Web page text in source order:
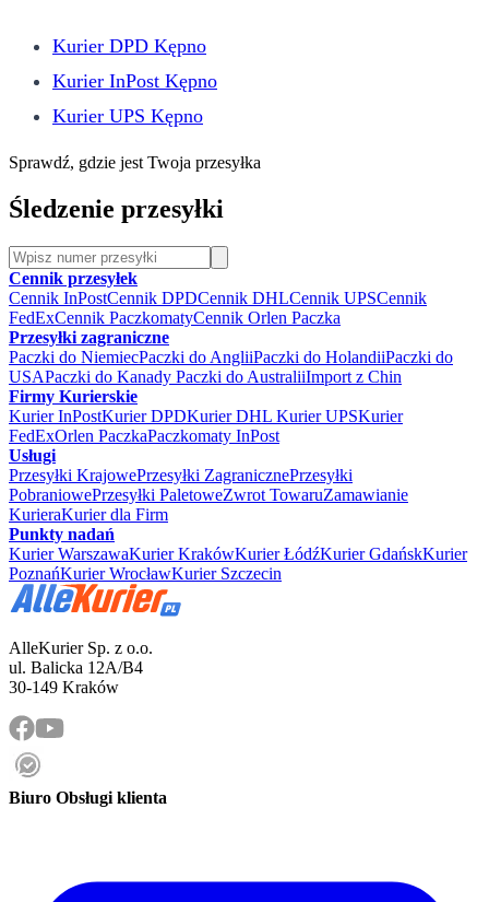
Kurier DPD Kępno
Kurier InPost Kępno
Kurier UPS Kępno
Sprawdź, gdzie jest Twoja przesyłka
Śledzenie przesyłki
Cennik przesyłek
Cennik InPostCennik DPDCennik DHLCennik UPSCennik
FedExCennik PaczkomatyCennik Orlen Paczka
Przesyłki zagraniczne
Paczki do NiemiecPaczki do AngliiPaczki do HolandiiPaczki do
USAPaczki do Kanady Paczki do AustraliiImport z Chin
Firmy Kurierskie
Kurier InPostKurier DPDKurier DHL Kurier UPSKurier
FedExOrlen PaczkaPaczkomaty InPost
Usługi
Przesyłki KrajowePrzesyłki ZagranicznePrzesyłki
PobraniowePrzesyłki PaletoweZwrot TowaruZamawianie
KurieraKurier dla Firm
Punkty nadań
Kurier WarszawaKurier KrakówKurier ŁódźKurier GdańskKurier
PoznańKurier WrocławKurier Szczecin
AlleKurier Sp. z o.o.
ul. Balicka 12A/B4
30-149 Kraków
Biuro Obsługi klienta